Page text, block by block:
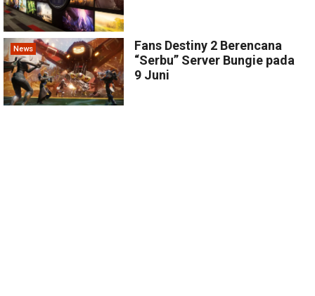
News
Fans Destiny 2 Berencana
“Serbu” Server Bungie pada
9 Juni